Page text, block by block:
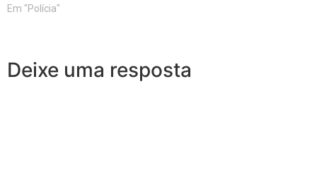
Em "Polícia"
Deixe uma resposta